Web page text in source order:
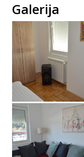
Galerija